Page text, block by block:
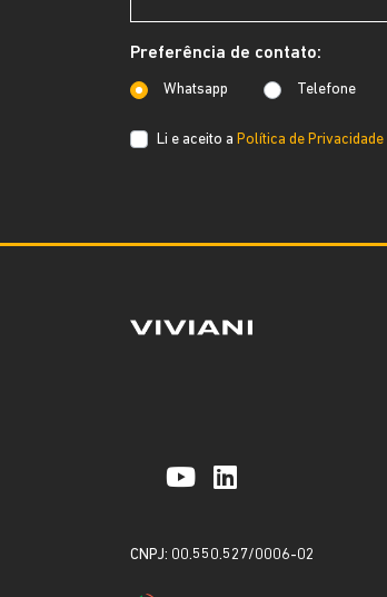
Preferência de contato:
Whatsapp Telefone
Li e aceito a Política de Privacidade
CNPJ: 00.550.527/0006-02